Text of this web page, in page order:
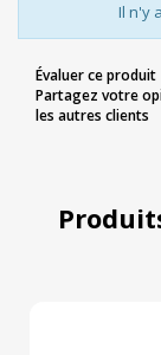
Il n'y
Évaluer ce produit
Partagez votre
les autres clients